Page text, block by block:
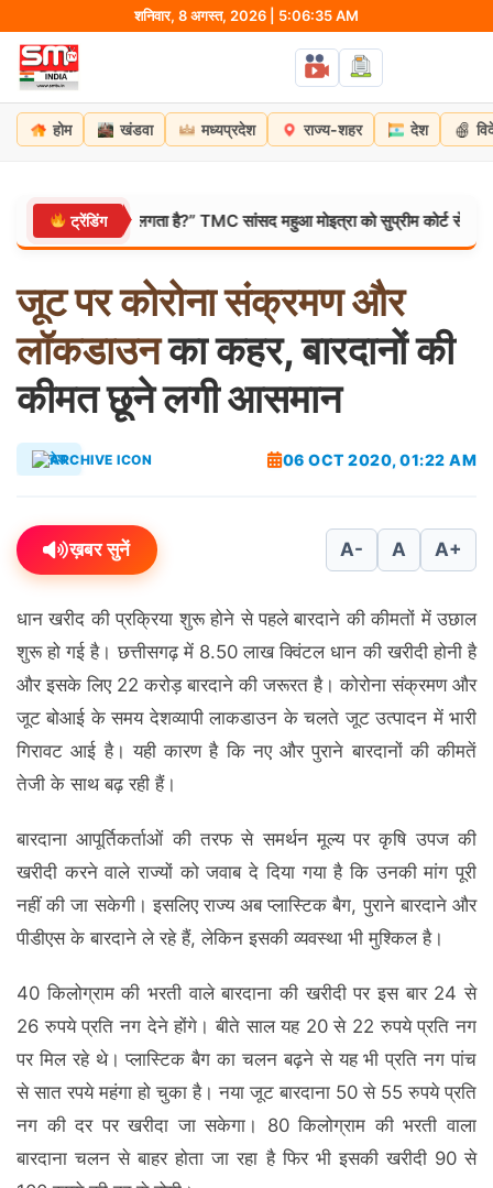
content
शनिवार, 8 अगस्त, 2026 | 5:06:36 AM
होम खंडवा मध्यप्रदेश राज्य-शहर देश
ट्रेंडिंग
से डर लगता है?” TMC सांसद महुआ मोइत्रा को सुप्रीम कोर्ट से झटका, याचिका
जूटपरकोरोनासंक्रमणऔर
लॉकडाउनका कहर, बारदानों की
कीमत छूने लगी आसमान
देश 06 OCT 2020, 01:22 AM
ख़बर सुनें A- A A+
धान खरीद की प्रक्रिया शुरू होने से पहले बारदाने की कीमतों में उछाल
शुरू हो गई है। छत्तीसगढ़ में 8.50 लाख क्विंटल धान की खरीदी होनी है
और इसके लिए 22 करोड़ बारदाने की जरूरत है। कोरोना संक्रमण और
जूट बोआई के समय देशव्यापी लाकडाउन के चलते जूट उत्पादन में भारी
गिरावट आई है। यही कारण है कि नए और पुराने बारदानों की कीमतें
तेजी के साथ बढ़ रही हैं।
बारदाना आपूर्तिकर्ताओं की तरफ से समर्थन मूल्य पर कृषि उपज की
खरीदी करने वाले राज्यों को जवाब दे दिया गया है कि उनकी मांग पूरी
नहीं की जा सकेगी। इसलिए राज्य अब प्लास्टिक बैग, पुराने बारदाने और
पीडीएस के बारदाने ले रहे हैं, लेकिन इसकी व्यवस्था भी मुश्किल है।
40 किलोग्राम की भरती वाले बारदाना की खरीदी पर इस बार 24 से
26 रुपये प्रति नग देने होंगे। बीते साल यह 20 से 22 रुपये प्रति नग
पर मिल रहे थे। प्लास्टिक बैग का चलन बढ़ने से यह भी प्रति नग पांच
से सात रपये महंगा हो चुका है। नया जूट बारदाना 50 से 55 रुपये प्रति
नग की दर पर खरीदा जा सकेगा। 80 किलोग्राम की भरती वाला
बारदाना चलन से बाहर होता जा रहा है फिर भी इसकी खरीदी 90 से